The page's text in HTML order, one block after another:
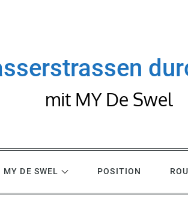
mit MY De Swel
MY DE SWEL POSITION